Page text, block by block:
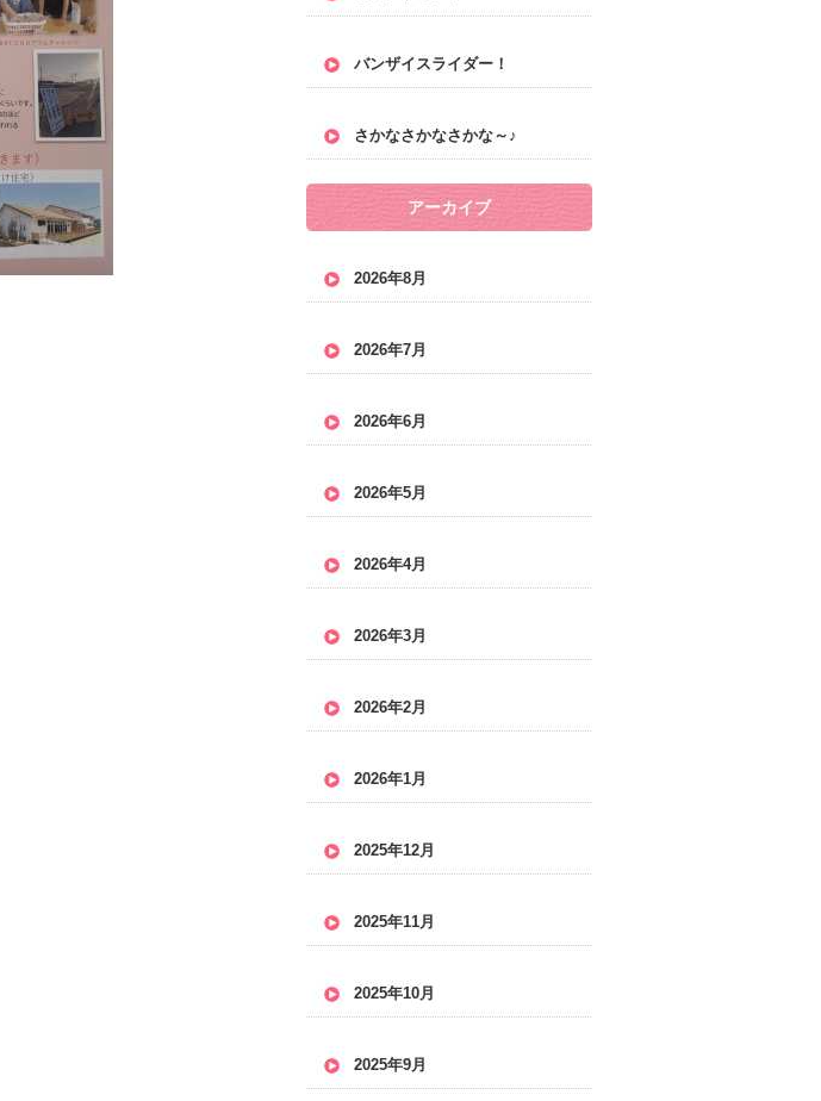
バンザイスライダー！
さかなさかなさかな～♪
アーカイブ
2026年8月
2026年7月
2026年6月
2026年5月
2026年4月
2026年3月
2026年2月
2026年1月
2025年12月
2025年11月
2025年10月
2025年9月